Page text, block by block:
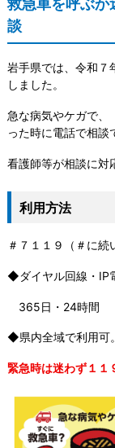
談
岩手県では、令和７
しました。
急な病気やケガで、
った時に電話で相談
看護師等が相談に対
利用方法
＃７１１９（＃に続
◆ダイヤル回線・IP
365日・24時間
◆県内全域で利用可
緊急時は迷わず１１